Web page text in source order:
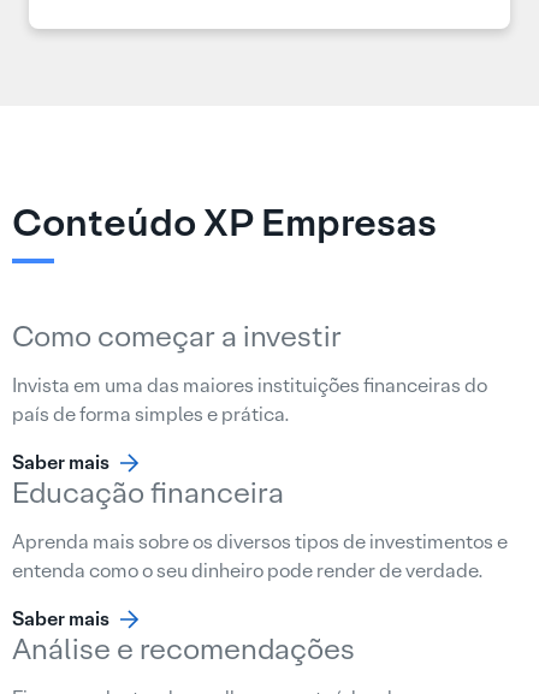
Conteúdo XP Empresas
Como começar a investir
Invista em uma das maiores instituições financeiras do
país de forma simples e prática.
Saber mais
Educação financeira
Aprenda mais sobre os diversos tipos de investimentos e
entenda como o seu dinheiro pode render de verdade.
Saber mais
Análise e recomendações